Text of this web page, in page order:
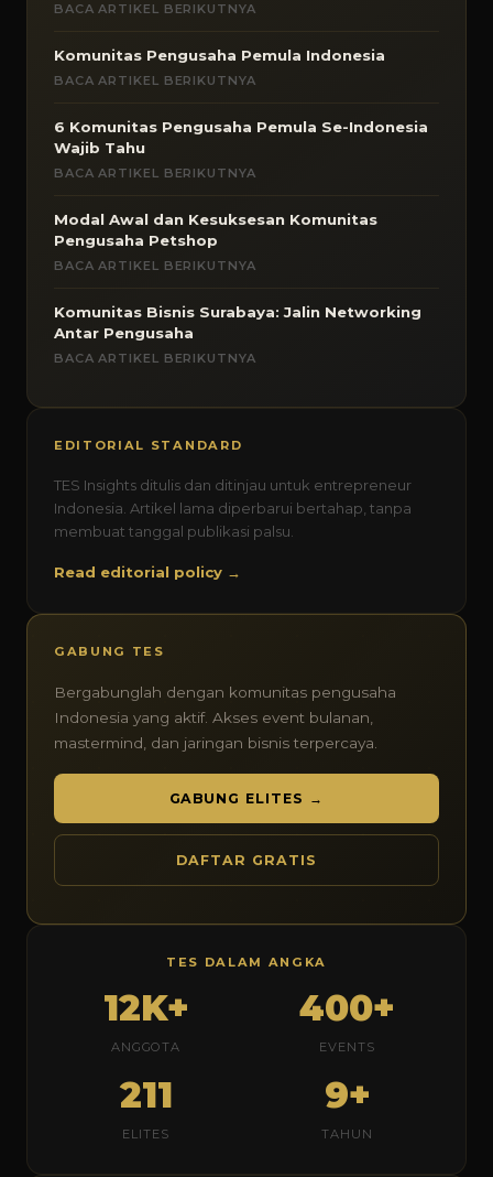
BACA ARTIKEL BERIKUTNYA
Komunitas Pengusaha Pemula Indonesia
BACA ARTIKEL BERIKUTNYA
6 Komunitas Pengusaha Pemula Se-Indonesia
Wajib Tahu
BACA ARTIKEL BERIKUTNYA
Modal Awal dan Kesuksesan Komunitas
Pengusaha Petshop
BACA ARTIKEL BERIKUTNYA
Komunitas Bisnis Surabaya: Jalin Networking
Antar Pengusaha
BACA ARTIKEL BERIKUTNYA
EDITORIAL STANDARD
TES Insights ditulis dan ditinjau untuk entrepreneur
Indonesia. Artikel lama diperbarui bertahap, tanpa
membuat tanggal publikasi palsu.
Read editorial policy →
GABUNG TES
Bergabunglah dengan komunitas pengusaha
Indonesia yang aktif. Akses event bulanan,
mastermind, dan jaringan bisnis terpercaya.
GABUNG ELITES →
DAFTAR GRATIS
TES DALAM ANGKA
12K+
ANGGOTA
400+
EVENTS
211
ELITES
9+
TAHUN